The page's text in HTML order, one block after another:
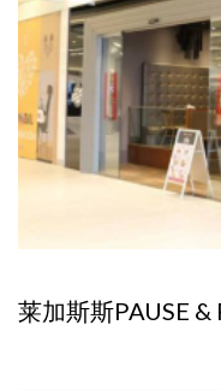
莱加斯斯PAUSE &